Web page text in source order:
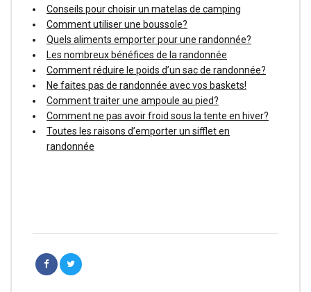
Conseils pour choisir un matelas de camping
Comment utiliser une boussole?
Quels aliments emporter pour une randonnée?
Les nombreux bénéfices de la randonnée
Comment réduire le poids d’un sac de randonnée?
Ne faites pas de randonnée avec vos baskets!
Comment traiter une ampoule au pied?
Comment ne pas avoir froid sous la tente en hiver?
Toutes les raisons d’emporter un sifflet en
randonnée